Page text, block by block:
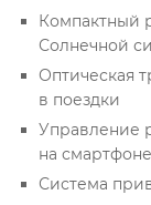
Компактный
Солнечной
Оптическая
в поездки
Управление
на
Система